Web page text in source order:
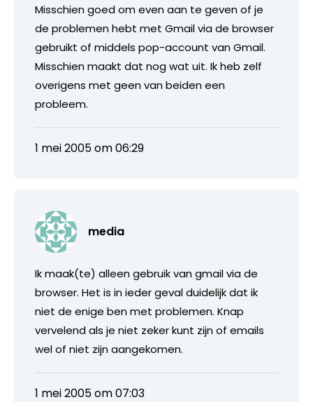
Misschien goed om even aan te geven of je
de problemen hebt met Gmail via de browser
gebruikt of middels pop-account van Gmail.
Misschien maakt dat nog wat uit. Ik heb zelf
overigens met geen van beiden een
probleem.
1 mei 2005 om 06:29
media
Ik maak(te) alleen gebruik van gmail via de
browser. Het is in ieder geval duidelijk dat ik
niet de enige ben met problemen. Knap
vervelend als je niet zeker kunt zijn of emails
wel of niet zijn aangekomen.
1 mei 2005 om 07:03